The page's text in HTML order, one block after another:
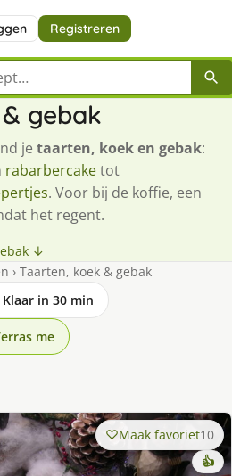
Registreren
gebak
je taarten, koek en gebak:
rabarbercaketot
. Voor bij de koffie, een
het regent.
↓
› Taarten, koek & gebak
in 30 min
me
Maak favoriet10
👍